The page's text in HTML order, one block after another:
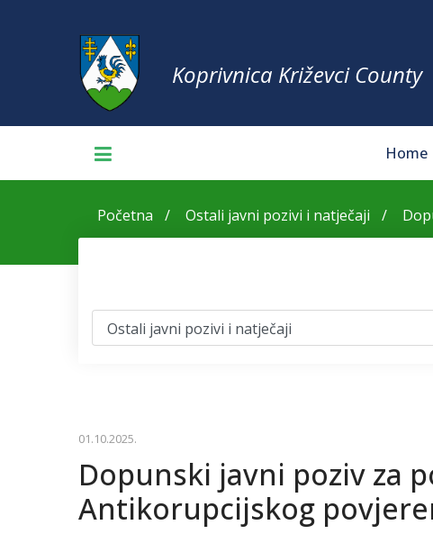
Koprivnica Križevci County
Home
Početna Ostali javni pozivi i natječaji
01.10.2025.
Dopunski javni poziv za
Antikorupcijskog